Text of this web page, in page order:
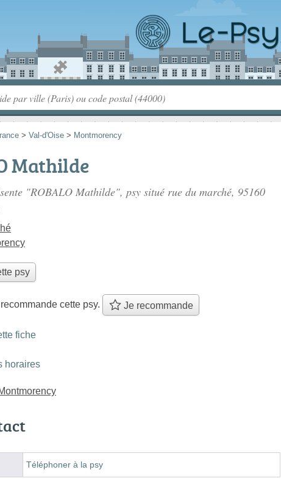
> Val-d'Oise > Montmorency
Mathilde
"ROBALO Mathilde", psy situé rue du marché, 95160
psy
recommande cette psy. Je recommande
fiche
horaires
Téléphoner à la psy